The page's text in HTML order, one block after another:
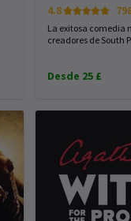
4.8
La exitosa comedia
creadores de South
Desde 25 £